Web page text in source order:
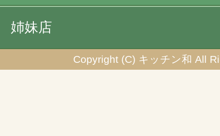
姉妹店
Copyright (C) キッチン和 All